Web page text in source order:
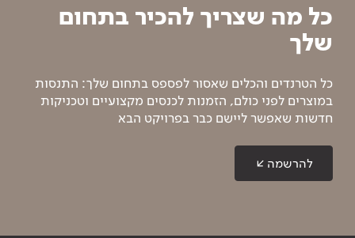
כל מה שצריך להכיר בתחום
שלך
כל הטרנדים והכלים שאסור לפספס בתחום שלך: התנסות
במוצרים לפני כולם, הזמנות לכנסים מקצועיים וטכניקות
חדשות שאפשר ליישם כבר בפרויקט הבא
להרשמה